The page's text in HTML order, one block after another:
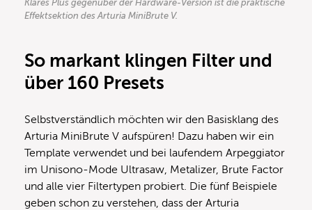
Klares Plus gegenüber der Hardware-Version ist die praktische
Effektsektion des Arturia MiniBrute V.
So markant klingen Filter und
über 160 Presets
Selbstverständlich möchten wir den Basisklang des
Arturia MiniBrute V aufspüren! Dazu haben wir ein
Template verwendet und bei laufendem Arpeggiator
im Unisono-Mode Ultrasaw, Metalizer, Brute Factor
und alle vier Filtertypen probiert. Die fünf Beispiele
geben schon zu verstehen, dass der Arturia